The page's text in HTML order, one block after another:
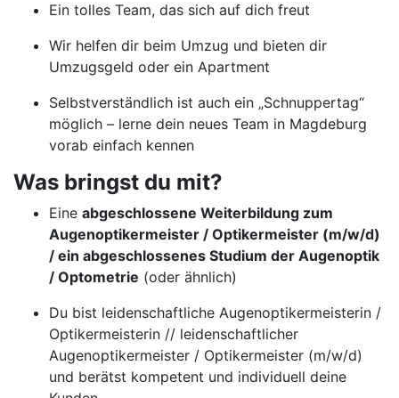
Ein tolles Team, das sich auf dich freut
Wir helfen dir beim Umzug und bieten dir
Umzugsgeld oder ein Apartment
Selbstverständlich ist auch ein „Schnuppertag“
möglich – lerne dein neues Team in Magdeburg
vorab einfach kennen
Was bringst du mit?
Eine abgeschlossene Weiterbildung zum
Augenoptikermeister / Optikermeister (m/w/d)
/ ein abgeschlossenes Studium der Augenoptik
/ Optometrie (oder ähnlich)
Du bist leidenschaftliche Augenoptikermeisterin /
Optikermeisterin // leidenschaftlicher
Augenoptikermeister / Optikermeister (m/w/d)
und berätst kompetent und individuell deine